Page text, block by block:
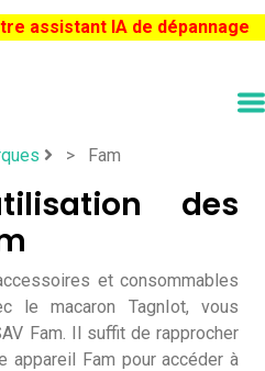
assistant IA de dépannage
> Fam
des
et consommables
le macaron TagnIot, vous
Fam. Il suffit de rapprocher
appareil Fam pour accéder à